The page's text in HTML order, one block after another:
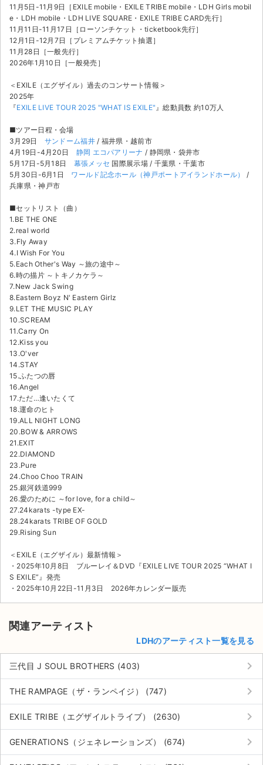
11月5日-11月9日［EXILE mobile・EXILE TRIBE mobile・LDH Girls mobil
e・LDH mobile・LDH LIVE SQUARE・EXILE TRIBE CARD先行］
11月11日-11月17日［ローソンチケット・ticketbook先行］
12月1日-12月7日［プレミアムチケット抽選］
11月28日［一般先行］
2026年1月10日［一般発売］
＜EXILE（エグザイル）過去のコンサート情報＞
2025年
『EXILE LIVE TOUR 2025 "WHAT IS EXILE" 』総動員数 約10万人
■ツアー日程・会場
3月29日 サンドーム福井/ 福井県・越前市
4月19日-4月20日 静岡 エコパアリーナ / 静岡県・袋井市
5月17日-5月18日 幕張メッセ 国際展示場 / 千葉県・千葉市
5月30日-6月1日 ワールド記念ホール（神戸ポートアイランドホール）
/
兵庫県・神戸市
■セットリスト（曲）
1.BE THE ONE
2.real world
3.Fly Away
4.I Wish For You
5.Each Other's Way ～旅の途中～
6.時の描片 ～トキノカケラ～
7.New Jack Swing
8.Eastern Boyz N' Eastern Girlz
9.LET THE MUSIC PLAY
10.SCREAM
11.Carry On
12.Kiss you
13.O'ver
14.STAY
15.ふたつの唇
16.Angel
17.ただ…逢いたくて
18.運命のヒト
19.ALL NIGHT LONG
20.BOW & ARROWS
21.EXIT
22.DIAMOND
23.Pure
24.Choo Choo TRAIN
25.銀河鉄道999
26.愛のために ～for love, for a child～
27.24karats -type EX-
28.24karats TRIBE OF GOLD
29.Rising Sun
＜EXILE（エグザイル）最新情報＞
・2025年10月8日 ブルーレイ＆DVD『EXILE LIVE TOUR 2025 “WHAT I
S EXILE”』発売
・2025年10月22日-11月3日 2026年カレンダー販売
関連アーティスト
LDHのアーティスト一覧を見る
三代目 J SOUL BROTHERS (403) keyboard_arrow_right
THE RAMPAGE（ザ・ランペイジ） (747) keyboard_arrow_right
EXILE TRIBE（エグザイルトライブ） (2630) keyboard_arrow_right
GENERATIONS（ジェネレーションズ） (674) keyboard_arrow_right